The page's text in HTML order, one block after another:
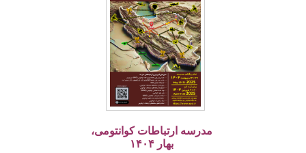
مدرسه ارتباطات کوانتومی،
بهار ۱۴۰۴